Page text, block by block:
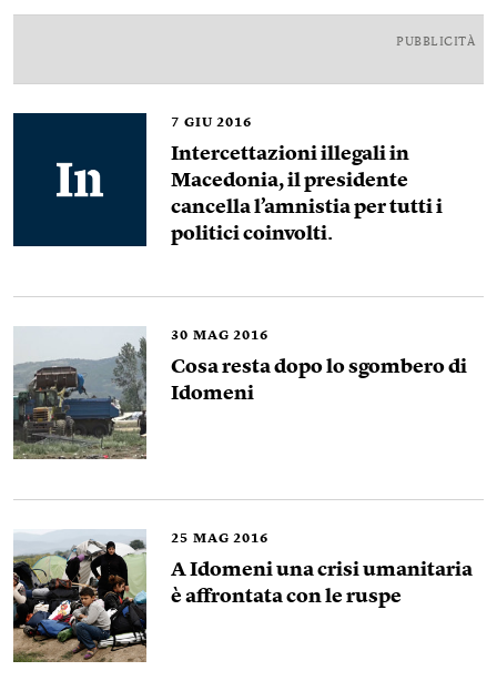
PUBBLICITÀ
7 GIU 2016
Intercettazioni illegali in
Macedonia, il presidente
cancella l’amnistia per tutti i
politici coinvolti.
30 MAG 2016
Cosa resta dopo lo sgombero di
Idomeni
25 MAG 2016
A Idomeni una crisi umanitaria
è affrontata con le ruspe